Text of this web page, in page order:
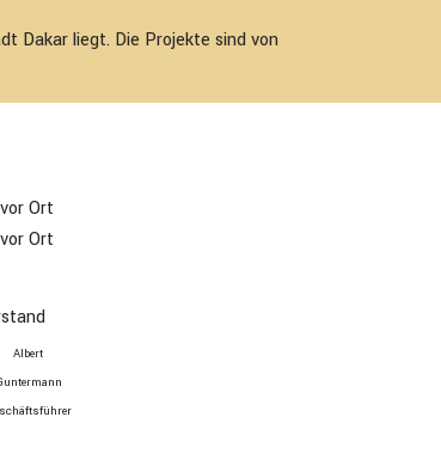
Dakar liegt. Die Projekte sind von
Ort
Ort
Albert